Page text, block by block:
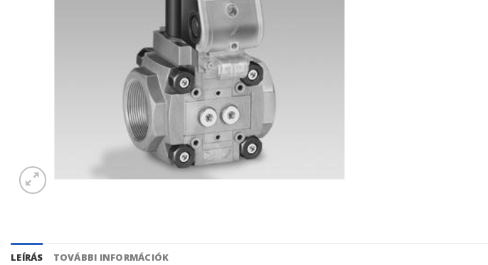
LEÍRÁS TOVÁBBI INFORMÁCIÓK